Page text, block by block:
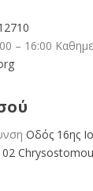
– 16:00
Οδός 16ης